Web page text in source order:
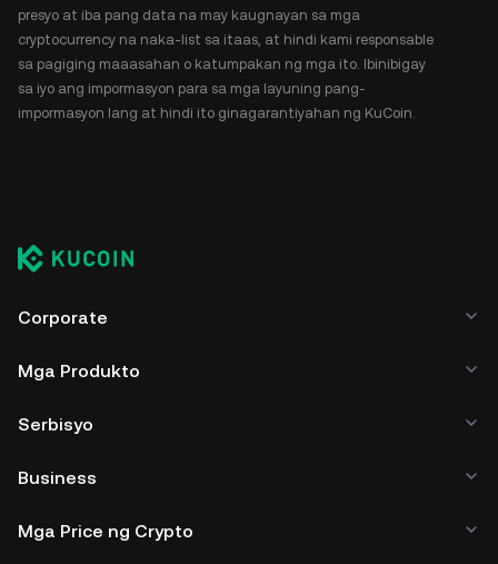
presyo at iba pang data na may kaugnayan sa mga
cryptocurrency na naka-list sa itaas, at hindi kami responsable
sa pagiging maaasahan o katumpakan ng mga ito. Ibinibigay
sa iyo ang impormasyon para sa mga layuning pang-
impormasyon lang at hindi ito ginagarantiyahan ng KuCoin.
Corporate
Mga Produkto
Serbisyo
Business
Mga Price ng Crypto